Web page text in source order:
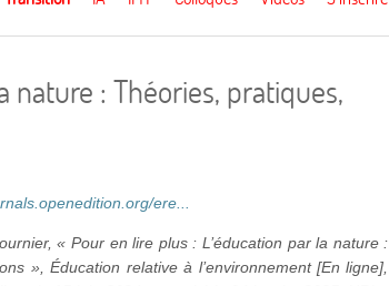
nature : Théories, pratiques,
ere...
« Pour en lire plus : L’éducation par la nature :
», Éducation relative à l’environnement [En ligne],